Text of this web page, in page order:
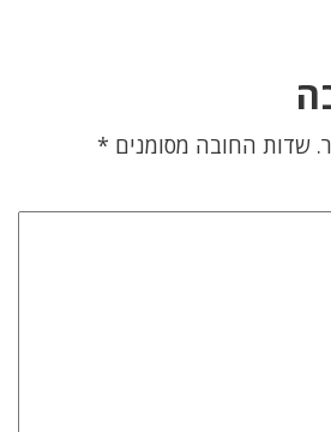
שדות החובה מסומנים *